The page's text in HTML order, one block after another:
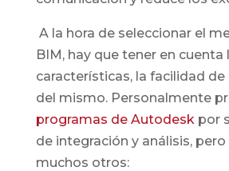
A la hora de seleccionar el
BIM, hay que tener en cuenta
características, la facilidad de
del mismo. Personalmente
programas de Autodeskpor
de integración y análisis,
muchos otros: